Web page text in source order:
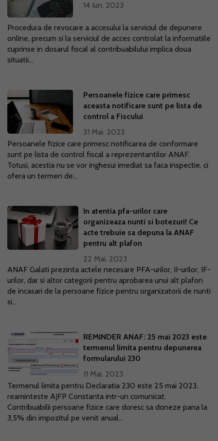
14 Iun. 2023
Procedura de revocare a accesului la serviciul de depunere
online, precum si la serviciul de acces controlat la informatiile
cuprinse in dosarul fiscal al contribuabilului implica doua
situatii...
Persoanele fizice care primesc
aceasta notificare sunt pe lista de
control a Fiscului
31 Mai. 2023
Persoanele fizice care primesc notificarea de conformare
sunt pe lista de control fiscal a reprezentantilor ANAF.
Totusi, acestia nu se vor inghesui imediat sa faca inspectie, ci
ofera un termen de...
In atentia pfa-urilor care
organizeaza nunti si botezuri! Ce
acte trebuie sa depuna la ANAF
pentru alt plafon
22 Mai. 2023
ANAF Galati prezinta actele necesare PFA-urilor, II-urilor, IF-
urilor, dar si altor categorii pentru aprobarea unui alt plafon
de incasari de la persoane fizice pentru organizatorii de nunti
si...
REMINDER ANAF: 25 mai 2023 este
termenul limita pentru depunerea
formularului 230
11 Mai. 2023
Termenul limita pentru Declaratia 230 este 25 mai 2023,
reaminteste AJFP Constanta intr-un comunicat.
Contribuabilii persoane fizice care doresc sa doneze pana la
3,5% din impozitul pe venit anual...